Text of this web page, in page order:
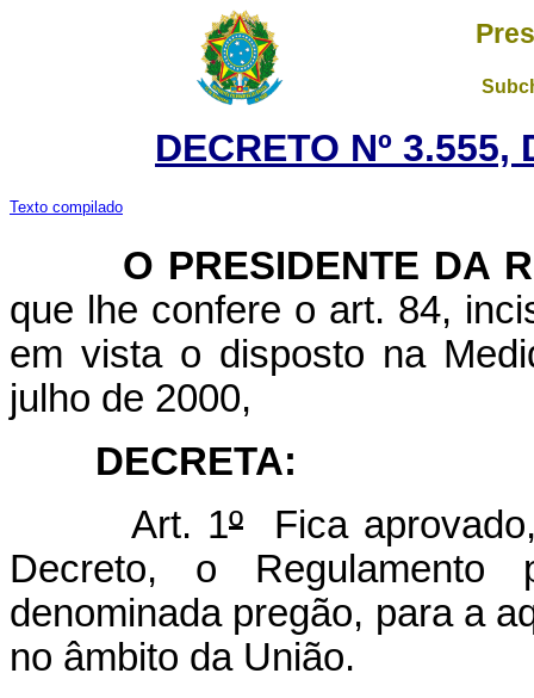
DECRETO Nº 3.555,
Texto compilado
O PRESIDENTE DA
que lhe confere o art. 84,
em vista o disposto na
julho de 2000,
DECRETA:
Art. 1º Fica
Decreto, o
denominada pregão, para a
no âmbito da União.